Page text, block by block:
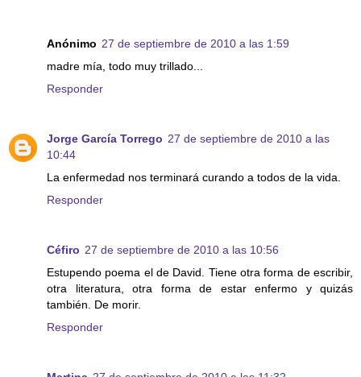
Anónimo 27 de septiembre de 2010 a las 1:59
madre mía, todo muy trillado...
Responder
Jorge García Torrego 27 de septiembre de 2010 a las
10:44
La enfermedad nos terminará curando a todos de la vida.
Responder
Céfiro 27 de septiembre de 2010 a las 10:56
Estupendo poema el de David. Tiene otra forma de escribir,
otra literatura, otra forma de estar enfermo y quizás
también. De morir.
Responder